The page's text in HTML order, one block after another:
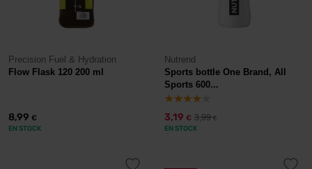
Precision Fuel & Hydration
Flow Flask 120 200 ml
8,99 €
EN STOCK
Nutrend
Sports bottle One Brand, All
Sports 600...
3,19 € 3,99€
EN STOCK